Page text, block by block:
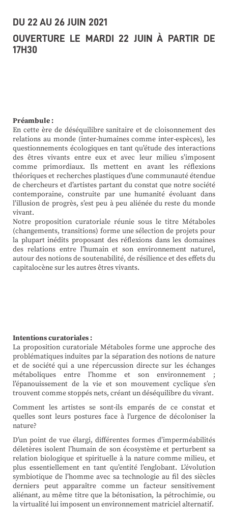
DU 22 AU 26 JUIN 2021
OUVERTURE LE MARDI 22 JUIN À PARTIR DE
17H30
Préambule :
En cette ère de déséquilibre sanitaire et de cloisonnement des
relations au monde (inter-humaines comme inter-espèces), les
questionnements écologiques en tant qu’étude des interactions
des êtres vivants entre eux et avec leur milieu s’imposent
comme primordiaux. Ils mettent en avant les réflexions
théoriques et recherches plastiques d’une communauté étendue
de chercheurs et d’artistes partant du constat que notre société
contemporaine, construite par une humanité évoluant dans
l’illusion de progrès, s’est peu à peu aliénée du reste du monde
vivant.
Notre proposition curatoriale réunie sous le titre Métaboles
(changements, transitions) forme une sélection de projets pour
la plupart inédits proposant des réflexions dans les domaines
des relations entre l’humain et son environnement naturel,
autour des notions de soutenabilité, de résilience et des effets du
capitalocène sur les autres êtres vivants.
Intentions curatoriales :
La proposition curatoriale Métaboles forme une approche des
problématiques induites par la séparation des notions de nature
et de société qui a une répercussion directe sur les échanges
métaboliques entre l’homme et son environnement ;
l’épanouissement de la vie et son mouvement cyclique s’en
trouvent comme stoppés nets, créant un déséquilibre du vivant.
Comment les artistes se sont-ils emparés de ce constat et
quelles sont leurs postures face à l’urgence de décoloniser la
nature?
D’un point de vue élargi, différentes formes d’imperméabilités
déletères isolent l’humain de son écosystème et perturbent sa
relation biologique et spirituelle à la nature comme milieu, et
plus essentiellement en tant qu’entité l’englobant. L’évolution
symbiotique de l’homme avec sa technologie au fil des siècles
derniers peut apparaître comme un facteur sensitivement
aliénant, au même titre que la bétonisation, la pétrochimie, ou
la virtualité lui imposent un environnement matriciel alternatif.